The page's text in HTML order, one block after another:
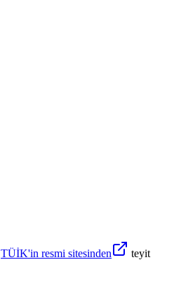
TÜİK'in resmi sitesinden
teyit